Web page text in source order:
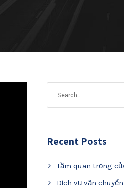
Recent Posts
Tầm quan trọng
Dịch vụ vận